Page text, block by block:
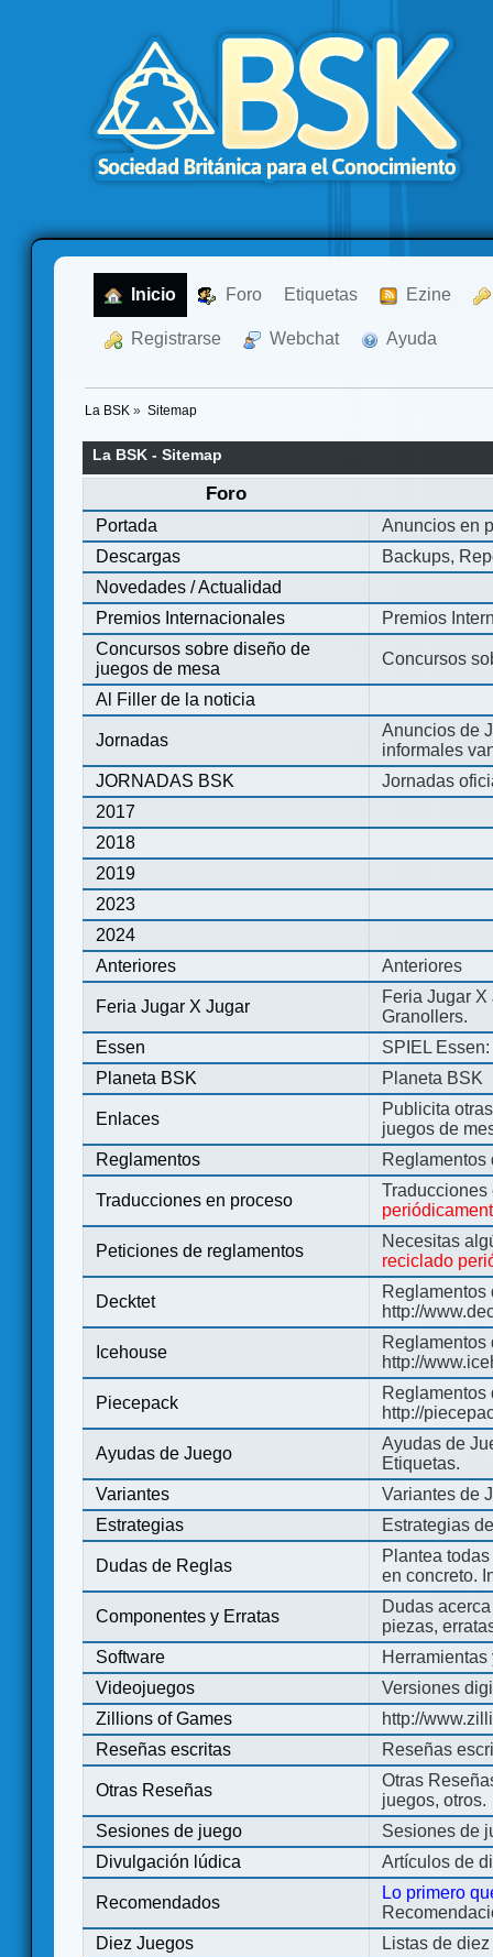
Inicio Foro Etiquetas Ezine
Registrarse Webchat Ayuda
La BSK » Sitemap
La BSK - Sitemap
Foro
Portada
Anuncios en
Descargas
Backups,
Novedades / Actualidad
Premios Internacionales
Premios
Concursos sobre diseño de
juegos de mesa
Concursos
Al Filler de la noticia
Jornadas
Anuncios de
informales
JORNADAS BSK
Jornadas
2017
2018
2019
2023
2024
Anteriores
Anteriores
Feria Jugar X Jugar
Feria Jugar
Granollers.
Essen
SPIEL
Planeta BSK
Planeta BSK
Enlaces
Publicita
juegos de
Reglamentos
Reglamentos
Traducciones en proceso
Peticiones de reglamentos
Necesitas
reciclado
Decktet
Reglamentos
http://
Icehouse
Reglamentos
http://
Piecepack
Reglamentos
http://
Ayudas de Juego
Ayudas de
Etiquetas.
Variantes
Variantes de
Estrategias
Estrategias
Dudas de Reglas
Plantea
en concreto.
Componentes y Erratas
Dudas
piezas,
Software
Videojuegos
Versiones
Zillions of Games
http://
Reseñas escritas
Reseñas
Otras Reseñas
Otras
juegos, otros.
Sesiones de juego
Sesiones de
Divulgación lúdica
Artículos de
Recomendados
Lo primero
Diez Juegos
Listas de